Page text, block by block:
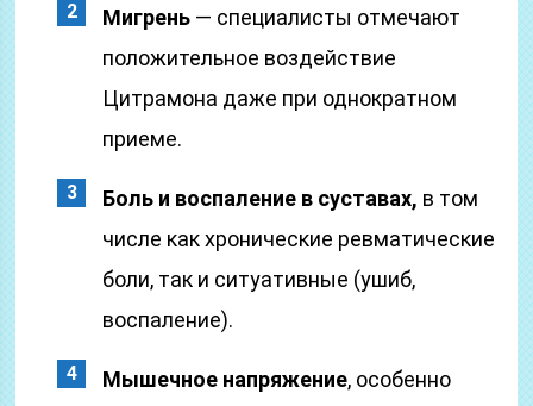
Мигрень — специалисты отмечают
положительное воздействие
Цитрамона даже при однократном
приеме.
Боль и воспаление в суставах, в том
числе как хронические ревматические
боли, так и ситуативные (ушиб,
воспаление).
Мышечное напряжение, особенно